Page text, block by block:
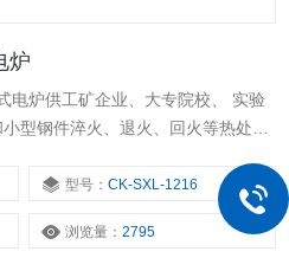
炉
电炉供工矿企业、大专院校、 实验
型钢件淬火、退火、回火等热处理
型号：CK-SXL-1216
浏览量：2795